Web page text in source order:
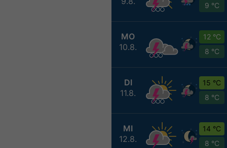
9 °C
MO
10.8.
12 °C
8 °C
DI
11.8.
15 °C
8 °C
MI
12.8.
14 °C
8 °C